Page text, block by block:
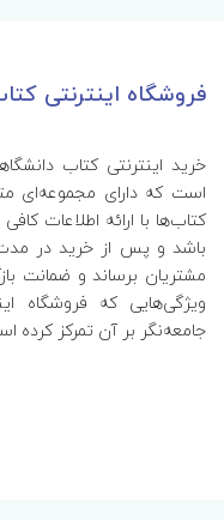
فروشگاه اینترنتی
خرید اینترنتی کتاب‌
است که دارای مجموعه‌ای
کتاب‌ها با ارائه اطلاعات
باشد و پس از خرید در
مشتریان برساند و ضمانت
ویژگی‌هایی که فروشگاه
جامعه‌نگر بر آن تمرکز کرده